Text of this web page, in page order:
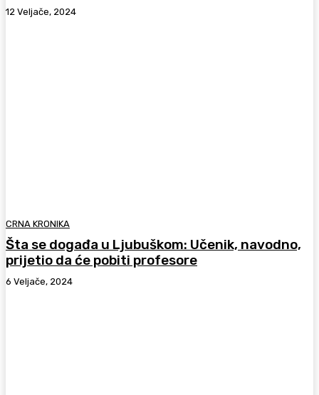
12 Veljače, 2024
CRNA KRONIKA
Šta se događa u Ljubuškom: Učenik, navodno,
prijetio da će pobiti profesore
6 Veljače, 2024